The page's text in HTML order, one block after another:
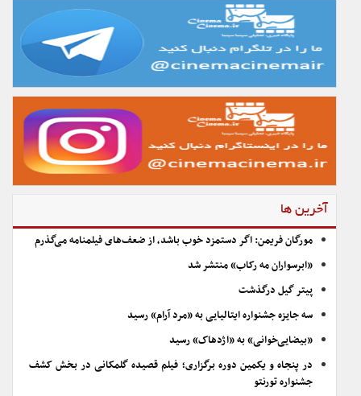
آخرین ها
مورگان فریمن: اگر دستمزد خوب باشد، از ضعف‌های فیلمنامه می‌گذرم
«ابرسواران مه رکاب» منتشر شد
پیتر گیل درگذشت
سه جایزه جشنواره ایتالیایی به «مرد آرام» رسید
«بیضایی‌خوانی» به «اژدهاک» رسید
در پنجاه و یکمین دوره برگزاری؛ فیلم قصیده گلمکانی در بخش کشف
جشنواره تورنتو